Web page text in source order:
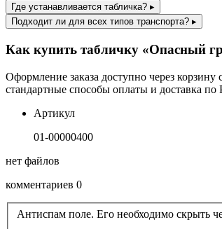
Где устанавливается табличка? ▸
Подходит ли для всех типов транспорта? ▸
Как купить табличку «Опасный
Оформление заказа доступно через
стандартные способы оплаты и доставка по
Артикул
01-00000400
нет файлов
комментариев 0
Антиспам поле. Его необходимо скрыть